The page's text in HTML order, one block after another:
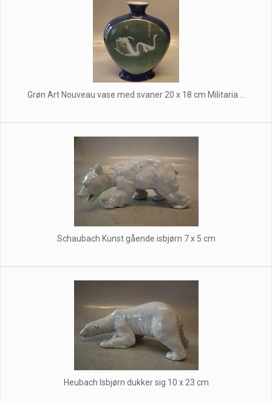
Grøn Art Nouveau vase med svaner 20 x 18 cm Militaria ...
Schaubach Kunst gående isbjørn 7 x 5 cm
Heubach Isbjørn dukker sig 10 x 23 cm